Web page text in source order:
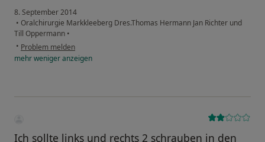
8. September 2014
• Oralchirurgie Markkleeberg Dres.Thomas Hermann Jan Richter und
Till Oppermann •
• Problem melden
mehrwenigeranzeigen
Ich sollte links und rechts 2 schrauben in den